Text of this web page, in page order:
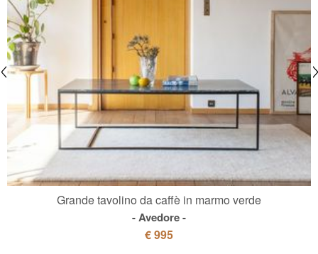
Grande tavolino da caffè in marmo verde
Avedore
€ 995